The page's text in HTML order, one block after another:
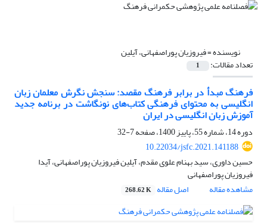
نویسنده =فیروزیان پوراصفهانی، آیلین
تعداد مقالات: 1
فرهنگ مبدأ در برابر فرهنگ مقصد: سنجش نگرش معلمان زبان
انگلیسی به محتوای فرهنگی کتاب‌های نونگاشت در برنامه جدید
آموزش زبان انگلیسی در ایران
دوره 14، شماره 55، پاییز 1400، صفحه
7-32
10.22034/jsfc.2021.141188
حسین داوری، سید بهنام علوی مقدم، آیلین فیروزیان پوراصفهانی، آیدا
فیروزیان پوراصفهانی
مشاهده مقاله
اصل مقاله 268.62 K